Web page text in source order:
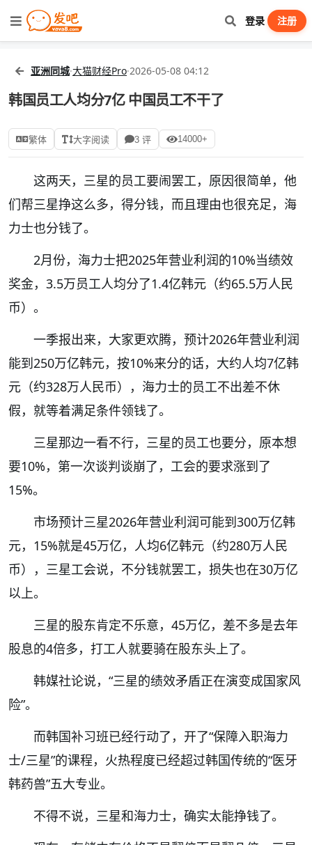
登录 注册
亚洲同城·大猫财经Pro·2026-05-08 04:12
韩国员工人均分7亿 中国员工不干了
繁体 大字阅读 3 评 14000+
这两天，三星的员工要闹罢工，原因很简单，他
们帮三星挣这么多，得分钱，而且理由也很充足，海
力士也分钱了。
2月份，海力士把2025年营业利润的10%当绩效
奖金，3.5万员工人均分了1.4亿韩元（约65.5万人民
币）。
一季报出来，大家更欢腾，预计2026年营业利润
能到250万亿韩元，按10%来分的话，大约人均7亿韩
元（约328万人民币），海力士的员工不出差不休
假，就等着满足条件领钱了。
三星那边一看不行，三星的员工也要分，原本想
要10%，第一次谈判谈崩了，工会的要求涨到了
15%。
市场预计三星2026年营业利润可能到300万亿韩
元，15%就是45万亿，人均6亿韩元（约280万人民
币），三星工会说，不分钱就罢工，损失也在30万亿
以上。
三星的股东肯定不乐意，45万亿，差不多是去年
股息的4倍多，打工人就要骑在股东头上了。
韩媒社论说，“三星的绩效矛盾正在演变成国家风
险”。
而韩国补习班已经行动了，开了“保障入职海力
士/三星”的课程，火热程度已经超过韩国传统的“医牙
韩药兽”五大专业。
不得不说，三星和海力士，确实太能挣钱了。